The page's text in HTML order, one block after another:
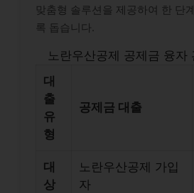
맞춤형 솔루션을 제공하여 한 단
록 돕습니다.
노란우산공제 공제금 융자
대
출
유
형
공제금 대출
대
상
노란우산공제 가입
자